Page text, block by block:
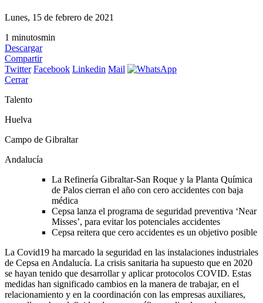
Lunes, 15 de febrero de 2021
1 minutosmin
Descargar
Compartir
Twitter Facebook Linkedin Mail
Cerrar
Talento
Huelva
Campo de Gibraltar
Andalucía
La Refinería Gibraltar-San Roque y la Planta Química
de Palos cierran el año con cero accidentes con baja
médica
Cepsa lanza el programa de seguridad preventiva ‘Near
Misses’, para evitar los potenciales accidentes
Cepsa reitera que cero accidentes es un objetivo posible
La Covid19 ha marcado la seguridad en las instalaciones industriales
de Cepsa en Andalucía. La crisis sanitaria ha supuesto que en 2020
se hayan tenido que desarrollar y aplicar protocolos COVID. Estas
medidas han significado cambios en la manera de trabajar, en el
relacionamiento y en la coordinación con las empresas auxiliares,